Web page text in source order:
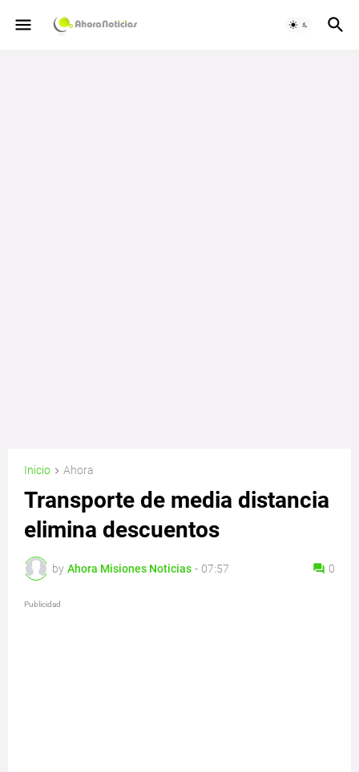
Inicio Ahora
Transporte de media distancia
elimina descuentos
by Ahora Misiones Noticias - 07:57 0
Publicidad